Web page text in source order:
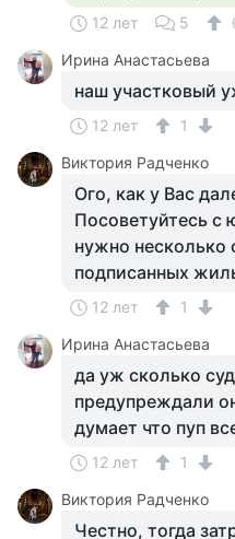
12 лет 5
Ирина Анастасьева
наш участковый
12 лет
1
Виктория Радченко
Ого, как у Вас
Посоветуйтесь
нужно несколько
подписанных
12 лет
1
Ирина Анастасьева
да уж сколько
предупреждали
думает что пуп
12 лет
1
Виктория Радченко
Честно, тогда